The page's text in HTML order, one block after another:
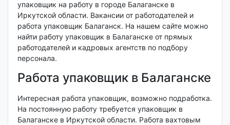
упаковщик на работу в городе Балаганске в
Иркутской области. Вакансии от работодателей и
работа упаковщик Балаганск. На нашем сайте можно
найти работу упаковщик в Балаганске от прямых
работодателей и кадровых агентств по подбору
персонала.
Работа упаковщик в Балаганске
Интересная работа упаковщик, возможно подработка.
На постоянную работу требуется упаковщик в
Балаганске в Иркутской области. Работа вахтовым